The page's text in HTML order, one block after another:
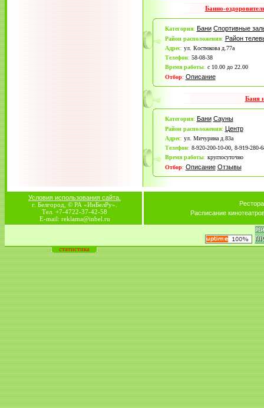
Банно-
Категория: Бани Спортивные
Район расположения: Район
Адрес: ул. Костюкова д.77а
Телефон: 58-08-38
Время работы: с 10.00 до 22.00
Отбор: Описание
Баня
Категория: Бани Сауны
Район расположения: Центр
Адрес: ул. Мичурина д.83а
Телефон: 8-920-200-10-00, 8-919-280-
Время работы: круглосуточно
Отбор: Описание Отзывы
Условия использования сайта.
г. Белгород, © РА «ИнБелРу».
Тел. +7-4722-37-42-58
E-mail: reklama@inbel.ru
Расписание
статистика